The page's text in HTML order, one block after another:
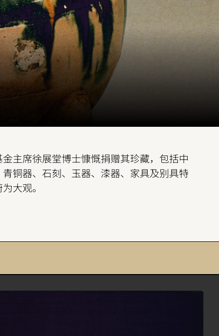
主席徐展堂博士慷慨捐赠其珍藏，包括中
铜器、石刻、玉器、漆器、家具及别具特
大观。